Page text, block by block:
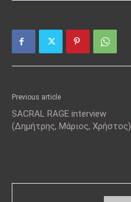
Previous article
SACRAL RAGE interview
(Δημήτρης, Μάριος, Χρήστος)